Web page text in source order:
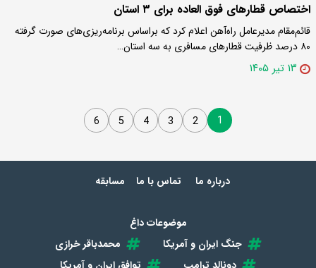
اختصاص قطارهای فوق العاده برای ۳ استان
قائم‌مقام مدیرعامل راه‌آهن اعلام کرد که براساس برنامه‌ریزی‌های صورت گرفته
۸۰ درصد ظرفیت قطارهای مسافری به سه استان…
۱۳ تیر ۱۴۰۵
1
2
3
4
5
6
درباره ما تماس با ما مسابقه
موضوعات داغ
جنگ ایران و آمریکا
محمدباقر خرازی